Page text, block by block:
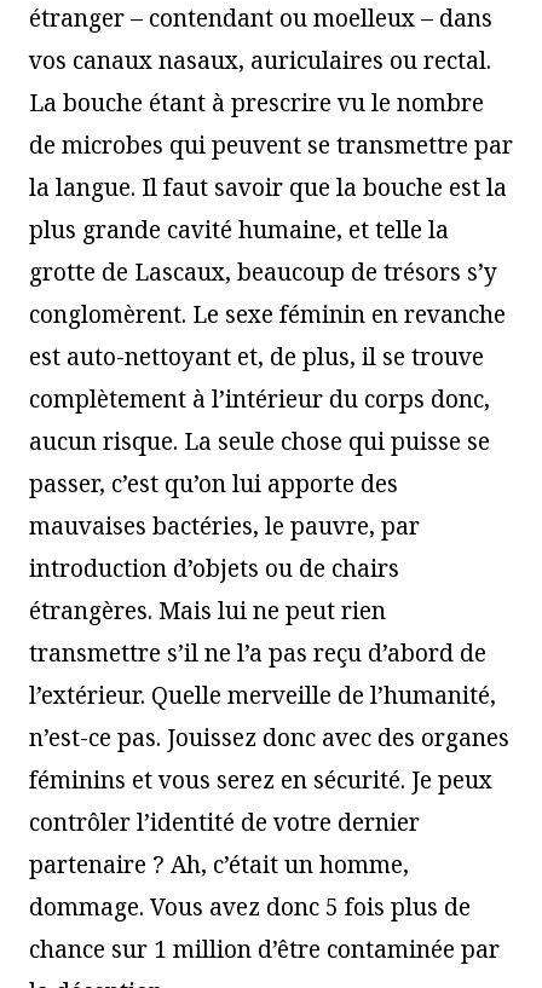
étranger – contendant ou moelleux – dans
vos canaux nasaux, auriculaires ou rectal.
La bouche étant à prescrire vu le nombre
de microbes qui peuvent se transmettre par
la langue. Il faut savoir que la bouche est la
plus grande cavité humaine, et telle la
grotte de Lascaux, beaucoup de trésors s’y
conglomèrent. Le sexe féminin en revanche
est auto-nettoyant et, de plus, il se trouve
complètement à l’intérieur du corps donc,
aucun risque. La seule chose qui puisse se
passer, c’est qu’on lui apporte des
mauvaises bactéries, le pauvre, par
introduction d’objets ou de chairs
étrangères. Mais lui ne peut rien
transmettre s’il ne l’a pas reçu d’abord de
l’extérieur. Quelle merveille de l’humanité,
n’est-ce pas. Jouissez donc avec des organes
féminins et vous serez en sécurité. Je peux
contrôler l’identité de votre dernier
partenaire ? Ah, c’était un homme,
dommage. Vous avez donc 5 fois plus de
chance sur 1 million d’être contaminée par